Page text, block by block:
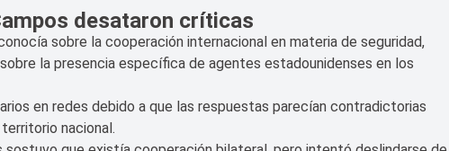
desataron críticas
sobre la cooperación internacional en materia de seguridad,
la presencia específica de agentes estadounidenses en los
en redes debido a que las respuestas parecían contradictorias
nacional.